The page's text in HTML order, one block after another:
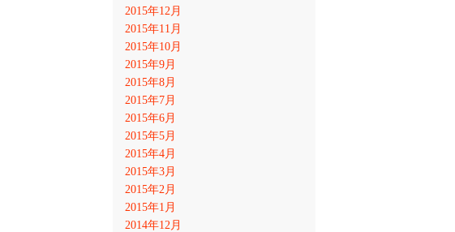
2015年12月
2015年11月
2015年10月
2015年9月
2015年8月
2015年7月
2015年6月
2015年5月
2015年4月
2015年3月
2015年2月
2015年1月
2014年12月